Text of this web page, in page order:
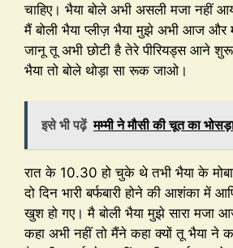
चाहिए। भैया बोले अभी असली मजा नहीं
मैं बोली भैया प्लीज़ भैया मुझे अभी आज और
जानू तू अभी छोटी है तेरे पीरियड्स आने शुरू
भैया तो बोले थोड़ा सा रूक जाओ।
इसे भी पढ़ें मम्मी ने मौसी की चूत का
रात के 10.30 हो चुके थे तभी भैया के
दो दिन भारी बर्फबारी होने की आशंका में
खुश हो गए। मै बोली भैया मुझे सारा मजा
कहा अभी नहीं तो मैंने कहा क्यों तू भैया ने